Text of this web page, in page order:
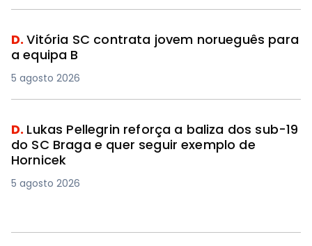
D.Vitória SC contrata jovem norueguês para
a equipa B
5 agosto 2026
D. Lukas Pellegrin reforça a baliza dos sub-19
do SC Braga e quer seguir exemplo de
Hornicek
5 agosto 2026